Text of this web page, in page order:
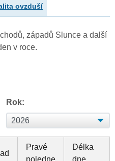
ovzduší
západů Slunce a další
v roce.
Rok:
Pravé
Délka